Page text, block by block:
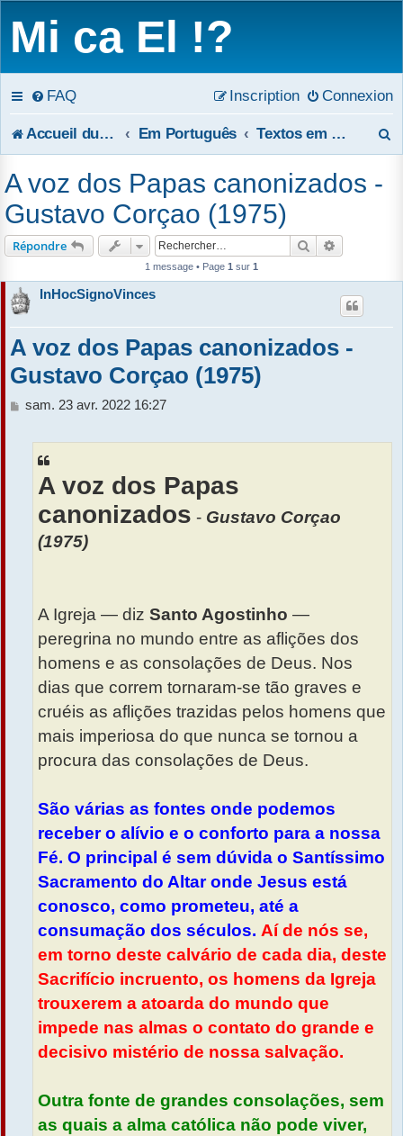
Mi ca El !?
FAQ Connexion
Inscription
Accueil du forum Em Português Textos em português
c
A voz dos Papas canonizados -
Gustavo Corçao (1975)
Répondre Rechercher
1 message • Page 1 sur 1
InHocSignoVinces
A voz dos Papas canonizados -
Gustavo Corçao (1975)
M
sam. 23 avr. 2022 16:27
A voz dos Papas
canonizados - Gustavo Corçao
(1975)
A Igreja — diz Santo Agostinho —
peregrina no mundo entre as aflições dos
homens e as consolações de Deus. Nos
dias que correm tornaram-se tão graves e
cruéis as aflições trazidas pelos homens que
mais imperiosa do que nunca se tornou a
procura das consolações de Deus.
São várias as fontes onde podemos
receber o alívio e o conforto para a nossa
Fé. O principal é sem dúvida o Santíssimo
Sacramento do Altar onde Jesus está
conosco, como prometeu, até a
consumação dos séculos. Aí de nós se,
em torno deste calvário de cada dia, deste
Sacrifício incruento, os homens da Igreja
trouxerem a atoarda do mundo que
impede nas almas o contato do grande e
decisivo mistério de nossa salvação.
Outra fonte de grandes consolações, sem
as quais a alma católica não pode viver,